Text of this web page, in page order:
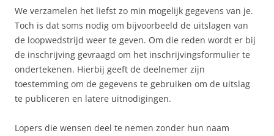
We verzamelen het liefst zo min mogelijk gegevens van je.
Toch is dat soms nodig om bijvoorbeeld de uitslagen van
de loopwedstrijd weer te geven. Om die reden wordt er bij
de inschrijving gevraagd om het inschrijvingsformulier te
ondertekenen. Hierbij geeft de deelnemer zijn
toestemming om de gegevens te gebruiken om de uitslag
te publiceren en latere uitnodigingen.
Lopers die wensen deel te nemen zonder hun naam